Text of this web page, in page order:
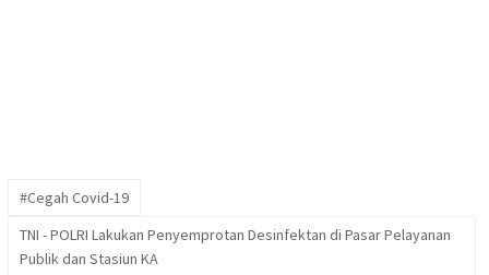
#Cegah Covid-19
TNI - POLRI Lakukan Penyemprotan Desinfektan di Pasar Pelayanan
Publik dan Stasiun KA